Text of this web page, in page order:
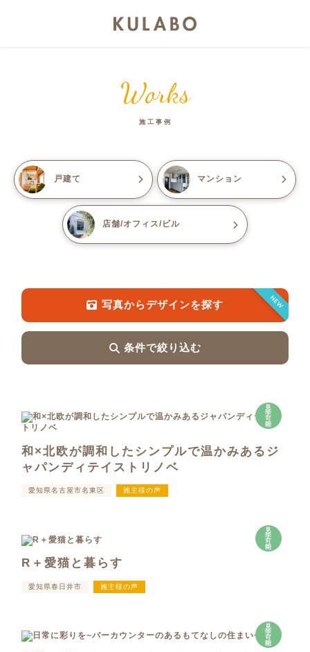
Works
施工事例
戸建て マンション
店舗/オフィス/ビル
NEW
写真からデザインを探す
条件で絞り込む
見
学
可
能
和×北欧が調和したシンプルで温かみあるジ
ャパンディテイストリノベ
愛知県名古屋市名東区 施主様の声
見
学
可
能
R＋愛猫と暮らす
愛知県春日井市 施主様の声
見
学
可
能